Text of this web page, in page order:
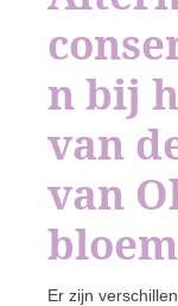
n bij
van
van
Er zijn